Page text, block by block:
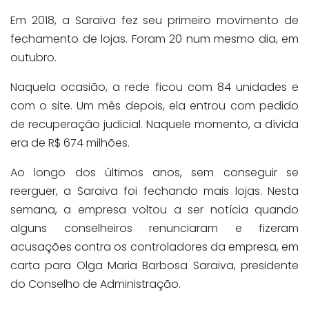
Em 2018, a Saraiva fez seu primeiro movimento de
fechamento de lojas. Foram 20 num mesmo dia, em
outubro.
Naquela ocasião, a rede ficou com 84 unidades e
com o site. Um mês depois, ela entrou com pedido
de recuperação judicial. Naquele momento, a dívida
era de R$ 674 milhões.
Ao longo dos últimos anos, sem conseguir se
reerguer, a Saraiva foi fechando mais lojas. Nesta
semana, a empresa voltou a ser notícia quando
alguns conselheiros renunciaram e fizeram
acusações contra os controladores da empresa, em
carta para Olga Maria Barbosa Saraiva, presidente
do Conselho de Administração.